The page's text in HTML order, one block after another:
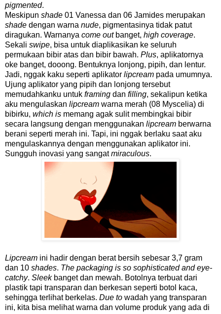
pigmented.
Meskipun shade 01 Vanessa dan 06 Jamides merupakan
shade dengan warna nude, pigmentasinya tidak patut
diragukan. Warnanya come out banget, high coverage.
Sekali swipe, bisa untuk diaplikasikan ke seluruh
permukaan bibir atas dan bibir bawah. Plus, aplikatornya
oke banget, dooong. Bentuknya lonjong, pipih, dan lentur.
Jadi, nggak kaku seperti aplikator lipcream pada umumnya.
Ujung aplikator yang pipih dan lonjong tersebut
memudahkanku untuk framing dan filling, sekalipun ketika
aku mengulaskan lipcream warna merah (08 Myscelia) di
bibirku, which is memang agak sulit membingkai bibir
secara langsung dengan menggunakan lipcream berwarna
berani seperti merah ini. Tapi, ini nggak berlaku saat aku
mengulaskannya dengan menggunakan aplikator ini.
Sungguh inovasi yang sangatmiraculous.
Lipcream ini hadir dengan berat bersih sebesar 3,7 gram
dan 10 shades. The packaging is so sophisticated and eye-
catchy. Sleek banget dan mewah. Botolnya terbuat dari
plastik tapi transparan dan berkesan seperti botol kaca,
sehingga terlihat berkelas. Due to wadah yang transparan
ini, kita bisa melihat warna dan volume produk yang ada di